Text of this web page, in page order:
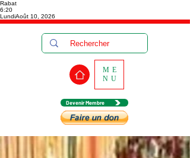
Rabat
6:20
LundiAoût 10, 2026
Devenir Membre
ME
NU